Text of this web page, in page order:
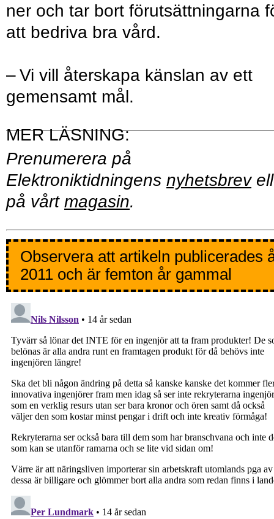
ner och tar bort förutsättningarna
att bedriva bra vård.
– Vi vill återskapa känslan av ett
gemensamt mål.
Prenumerera på
Elektroniktidningens nyhetsbrev
på vårt magasin.
Observera att artikeln publicerades
2011 och är femton år gammal